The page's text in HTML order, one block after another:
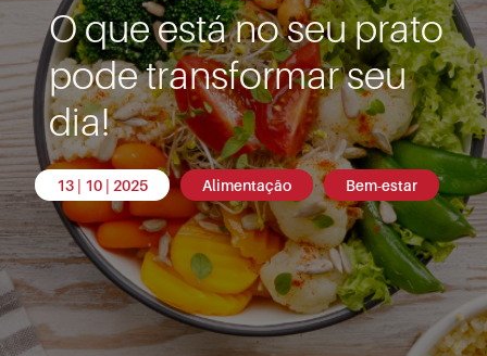
O que está no seu prato
pode transformar seu
dia!
13 | 10 | 2025 Alimentação Bem-estar